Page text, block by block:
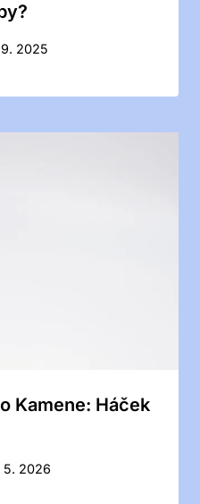
9. 2025
Kamene: Háček
5. 2026